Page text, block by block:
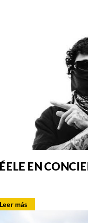
EN
Leer más